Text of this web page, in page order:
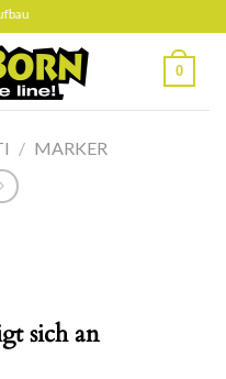
0
/ MARKER
sich an